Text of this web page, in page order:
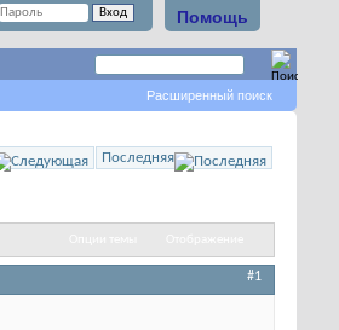
Помощь
Расширенный поиск
Последняя
#1